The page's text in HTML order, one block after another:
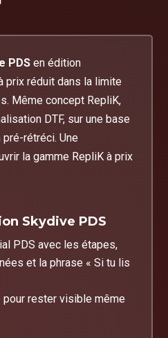
PDS en édition
prix réduit dans la limite
Même concept RepliK,
DTF, sur une base
rétréci. Une
la gamme RepliK à prix
Skydive PDS
PDS avec les étapes,
et la phrase « Si tu lis
pour rester visible même